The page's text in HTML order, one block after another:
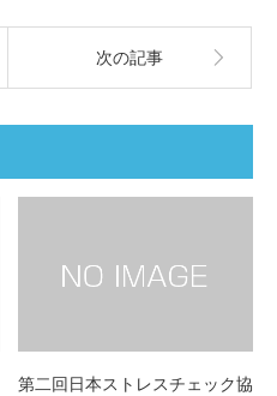
次の記事
第二回日本ストレスチェック協